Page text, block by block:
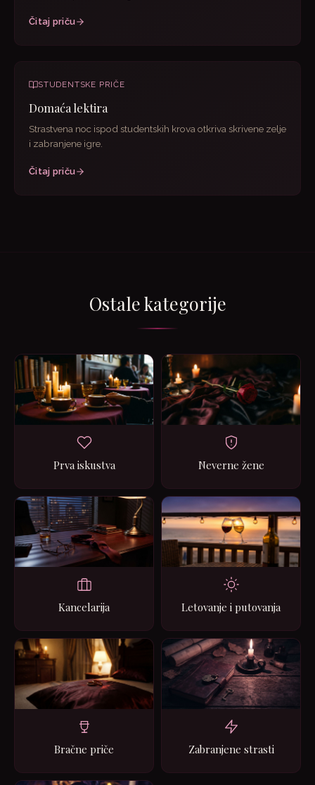
Čitaj priču
STUDENTSKE PRIČE
Domaća lektira
Strastvena noc ispod studentskih krova otkriva skrivene zelje
i zabranjene igre.
Čitaj priču
Ostale kategorije
Prva iskustva Neverne žene
Kancelarija Letovanje i putovanja
Bračne priče Zabranjene strasti